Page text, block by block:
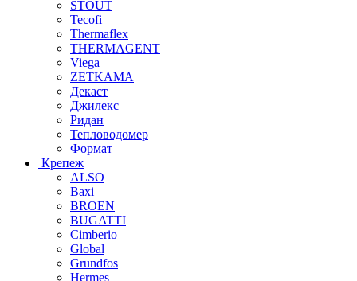
STOUT
Tecofi
Thermaflex
THERMAGENT
Viega
ZETKAMA
Декаст
Джилекс
Ридан
Тепловодомер
Формат
Крепеж
ALSO
Baxi
BROEN
BUGATTI
Cimberio
Global
Grundfos
Hermes